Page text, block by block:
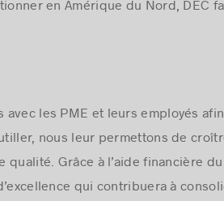
en Amérique du Nord, DEC
avec les PME et leurs employés
nous leur permettons de
qualité. Grâce à l’aide financière
qui contribuera à